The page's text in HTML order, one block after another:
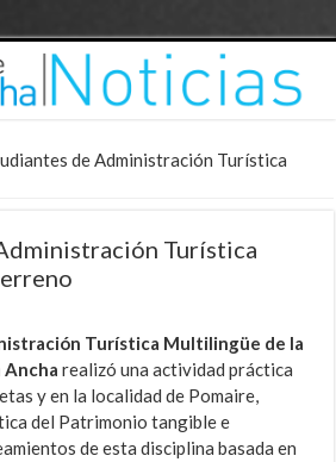
de Administración Turística
Turística
Turística Multilingüe de la
Ancharealizó una actividad práctica
y en la localidad de Pomaire,
del Patrimonio tangible e
de esta disciplina basada en